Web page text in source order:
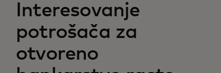
Interesovanje
potrošača za
otvoreno